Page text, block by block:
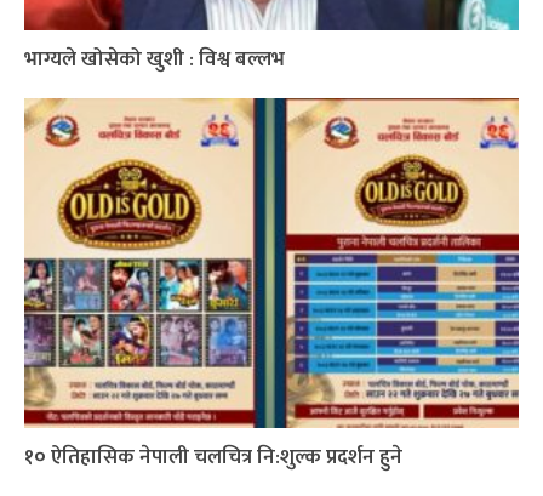
भाग्यले खोसेको खुशी : विश्व बल्लभ
१० ऐतिहासिक नेपाली चलचित्र नि:शुल्क प्रदर्शन हुने